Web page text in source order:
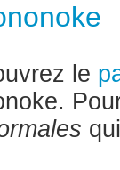
le